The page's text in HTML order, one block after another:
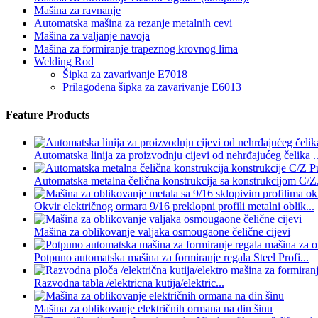
Mašina za ravnanje
Automatska mašina za rezanje metalnih cevi
Mašina za valjanje navoja
Mašina za formiranje trapeznog krovnog lima
Welding Rod
Šipka za zavarivanje E7018
Prilagođena šipka za zavarivanje E6013
Feature Products
Automatska linija za proizvodnju cijevi od nehrđajućeg čelika
Automatska metalna čelična konstrukcija sa konstrukcijom C/
Okvir električnog ormara 9/16 preklopni profili metalni oblik...
Mašina za oblikovanje valjaka osmougaone čelične cijevi
Potpuno automatska mašina za formiranje regala Steel Profi...
Razvodna tabla /elektricna kutija/elektric...
Mašina za oblikovanje električnih ormana na din šinu